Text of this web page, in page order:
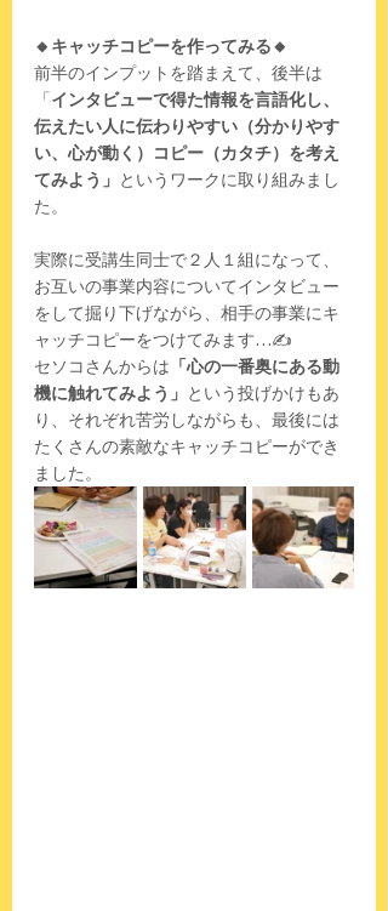
🔸キャッチコピーを作ってみる🔸
前半のインプットを踏まえて、後半は
「インタビューで得た情報を言語化し、
伝えたい人に伝わりやすい（分かりやす
い、心が動く）コピー（カタチ）を考え
てみよう」 というワークに取り組みまし
た。
実際に受講生同士で２人１組になって、
お互いの事業内容についてインタビュー
をして掘り下げながら、相手の事業にキ
ャッチコピーをつけてみます…✍
セソコさんからは 「心の一番奥にある動
機に触れてみよう」 という投げかけもあ
り、それぞれ苦労しながらも、最後には
たくさんの素敵なキャッチコピーができ
ました。